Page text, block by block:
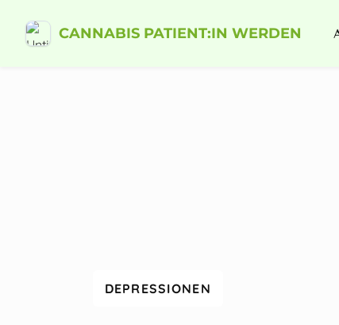
CANNABIS PATIENT:IN WERDEN
DEPRESSIONEN